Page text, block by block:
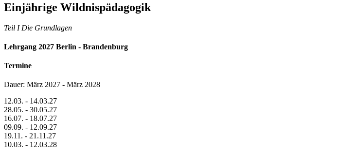
Einjährige Wildnispädagogik
Teil I Die Grundlagen
Lehrgang 2027 Berlin - Brandenburg
Termine
Dauer: März 2027 - März 2028
12.03. - 14.03.27
28.05. - 30.05.27
16.07. - 18.07.27
09.09. - 12.09.27
19.11. - 21.11.27
10.03. - 12.03.28